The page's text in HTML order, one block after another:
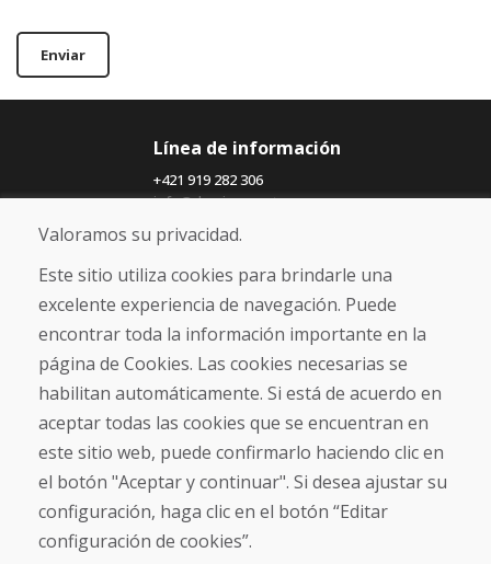
Enviar
Línea de información
+421 919 282 306
info@domivosport.es
Sobre nosotros
Comercio
Contacto
Compra
Tienda electrónica
Términos y condiciones
Envío y pago
NORMAS DE RECLAMACIÓN
Devolución y cambio de mercancías
Valoramos su privacidad.
Este sitio utiliza cookies para brindarle una
excelente experiencia de navegación. Puede
encontrar toda la información importante en la
página de Cookies. Las cookies necesarias se
habilitan automáticamente. Si está de acuerdo en
aceptar todas las cookies que se encuentran en
este sitio web, puede confirmarlo haciendo clic en
el botón "Aceptar y continuar". Si desea ajustar su
configuración, haga clic en el botón “Editar
configuración de cookies”.